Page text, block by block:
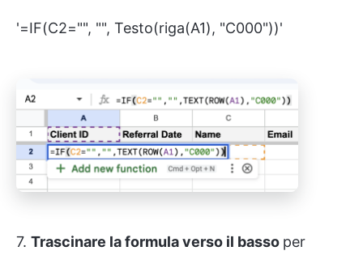
'=IF(C2="", "", Testo(riga(A1), "C000"))'
7. Trascinare la formula verso il basso per